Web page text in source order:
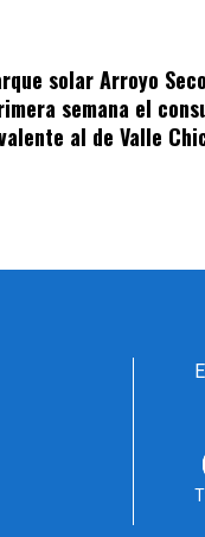
solar Arroyo
semana el
al de Valle